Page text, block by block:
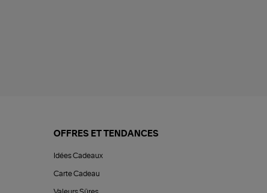
OFFRES ET TENDANCES
Idées Cadeaux
Carte Cadeau